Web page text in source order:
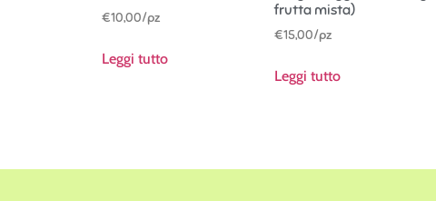
€10,00/pz
Leggi tutto
frutta mista)
€15,00/pz
Leggi tutto